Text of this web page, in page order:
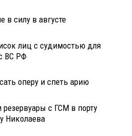
в силу в августе
лиц с судимостью для
ВС РФ
оперу и спеть арию
с ГСМ в порту
Николаева